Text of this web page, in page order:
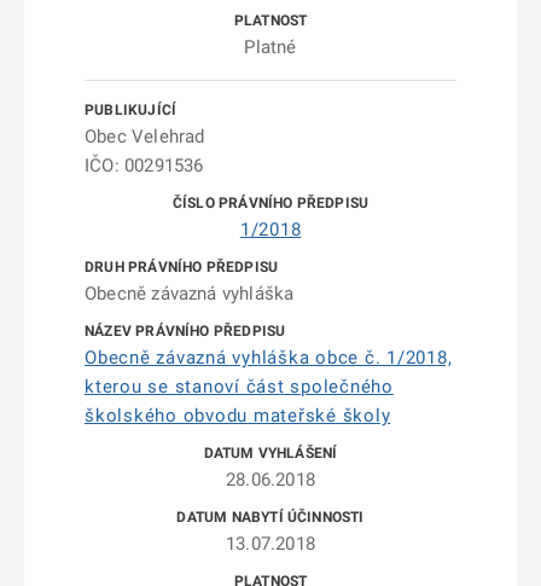
Platné
Obec Velehrad
IČO: 00291536
1/2018
Obecně závazná vyhláška
Obecně závazná vyhláška obce č. 1/2018,
kterou se stanoví část společného
školského obvodu mateřské školy
28.06.2018
13.07.2018